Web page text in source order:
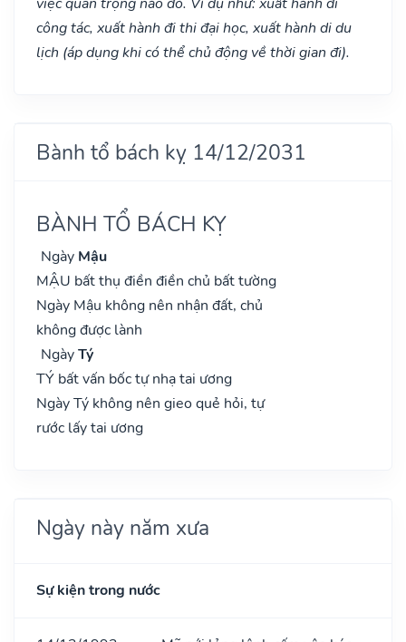
công tác, xuất hành đi thi đại học, xuất hành di du
lịch (áp dụng khi có thể chủ động về thời gian đi).
Bành tổ bách kỵ 14/12/2031
BÀNH TỔ BÁCH KỴ
Ngày Mậu
MẬU bất thụ điền điền chủ bất tường
Ngày Mậu không nên nhận đất, chủ
không được lành
NgàyTý
TÝ bất vấn bốc tự nhạ tai ương
Ngày Tý không nên gieo quẻ hỏi, tự
rước lấy tai ương
Ngày này năm xưa
Sự kiện trong nước